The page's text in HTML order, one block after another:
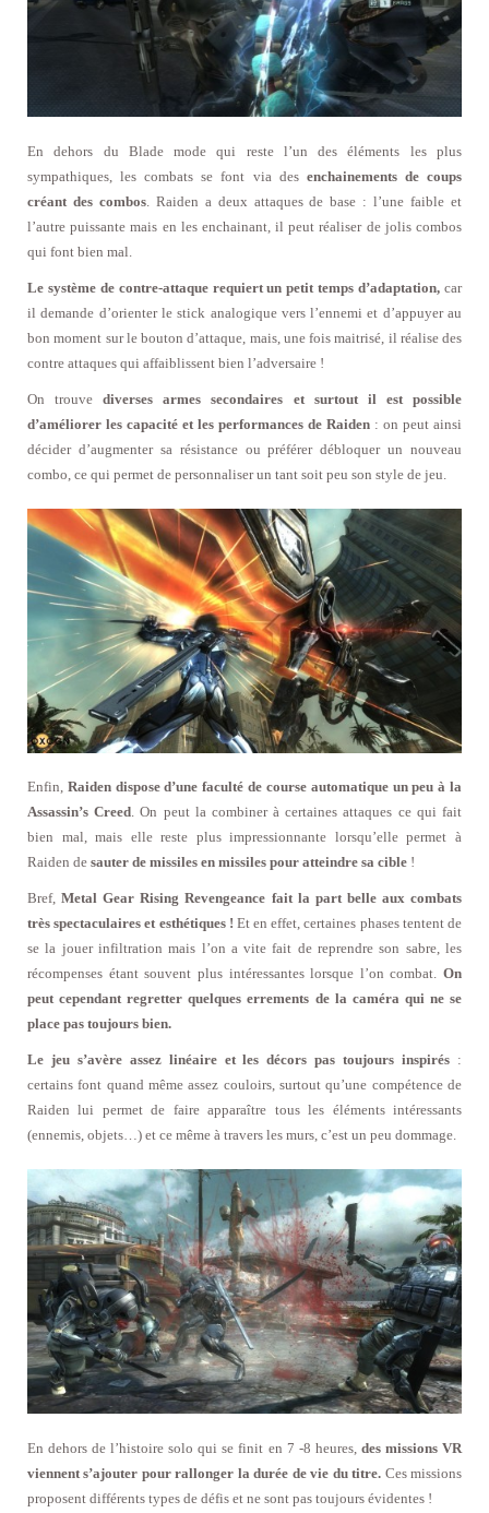
En dehors du Blade mode qui reste l’un des éléments les plus
sympathiques, les combats se font via des enchainements de coups
créant des combos. Raiden a deux attaques de base : l’une faible et
l’autre puissante mais en les enchainant, il peut réaliser de jolis combos
qui font bien mal.
Le système de contre-attaque requiert un petit temps d’adaptation, car
il demande d’orienter le stick analogique vers l’ennemi et d’appuyer au
bon moment sur le bouton d’attaque, mais, une fois maitrisé, il réalise des
contre attaques qui affaiblissent bien l’adversaire !
On trouvediverses armes secondaires et surtout il est possible
d’améliorer les capacité et les performances de Raiden : on peut ainsi
décider d’augmenter sa résistance ou préférer débloquer un nouveau
combo, ce qui permet de personnaliser un tant soit peu son style de jeu.
Enfin, Raiden dispose d’une faculté de course automatique un peu à la
Assassin’s Creed. On peut la combiner à certaines attaques ce qui fait
bien mal, mais elle reste plus impressionnante lorsqu’elle permet à
Raiden de sauter de missiles en missiles pour atteindre sa cible !
Bref,Metal Gear Rising Revengeance fait la part belle aux combats
très spectaculaires et esthétiques ! Et en effet, certaines phases tentent de
se la jouer infiltration mais l’on a vite fait de reprendre son sabre, les
récompenses étant souvent plus intéressantes lorsque l’on combat. On
peut cependant regretter quelques errements de la caméra qui ne se
place pas toujours bien.
Le jeu s’avère assez linéaire et les décors pas toujours inspirés :
certains font quand même assez couloirs, surtout qu’une compétence de
Raiden lui permet de faire apparaître tous les éléments intéressants
(ennemis, objets…) et ce même à travers les murs, c’est un peu dommage.
En dehors de l’histoire solo qui se finit en 7 -8 heures, des missions VR
viennent s’ajouter pour rallonger la durée de vie du titre. Ces missions
proposent différents types de défis et ne sont pas toujours évidentes !